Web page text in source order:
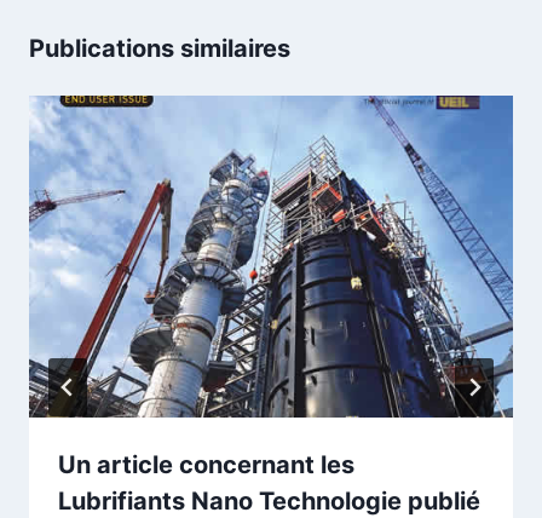
Publications similaires
Un article concernant les
Lubrifiants Nano Technologie publié